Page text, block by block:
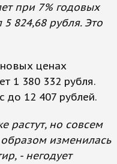
при 7% годовых
824,68 рубля. Это
ценах
1 380 332 рубля.
до 12 407 рублей.
растут, но совсем
изменилась
- негодует